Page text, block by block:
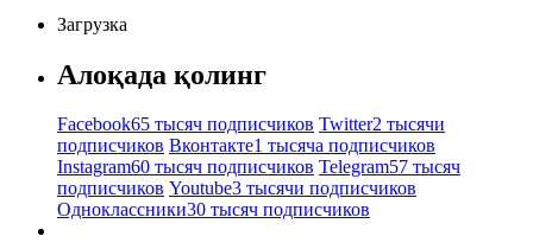
Загрузка
Алоқада қолинг
Facebook65 тысяч подписчиков Twitter2 тысячи
подписчиков Вконтакте1 тысяча подписчиков
Instagram60 тысяч подписчиков Telegram57 тысяч
подписчиков Youtube3 тысячи подписчиков
Одноклассники30 тысяч подписчиков